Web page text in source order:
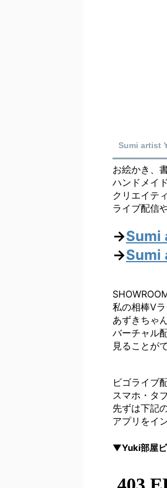
Sumi artist
お絵かき、書
ハンドメイド
クリエイテ
ライブ配信
→Sumi
→Sumi
私の相棒V
あずきちゃ
バーチャル
見ることが
ビゴライブ
スマホ・タ
先ずは下記
アプリをイ
▼Yuki部屋